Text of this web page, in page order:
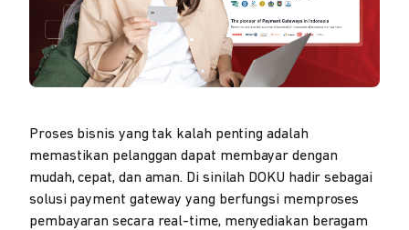
Proses bisnis yang tak kalah penting adalah
memastikan pelanggan dapat membayar dengan
mudah, cepat, dan aman. Di sinilah DOKU hadir sebagai
solusi payment gateway yang berfungsi memproses
pembayaran secara real-time, menyediakan beragam